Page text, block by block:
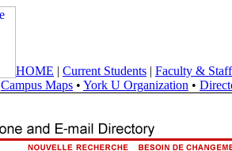
HOME | Current Students | Faculty & Staff
Campus Maps • York U Organization •